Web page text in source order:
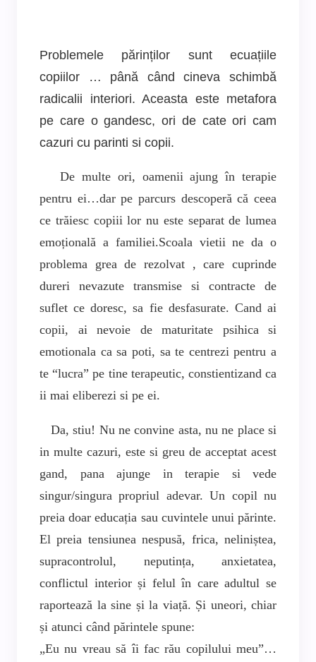
Problemele părinților sunt ecuațiile
copiilor … până când cineva schimbă
radicalii interiori. Aceasta este metafora
pe care o gandesc, ori de cate ori cam
cazuri cu parinti si copii.
De multe ori, oamenii ajung în terapie
pentru ei…dar pe parcurs descoperă că ceea
ce trăiesc copiii lor nu este separat de lumea
emoțională a familiei.Scoala vietii ne da o
problema grea de rezolvat , care cuprinde
dureri nevazute transmise si contracte de
suflet ce doresc, sa fie desfasurate. Cand ai
copii, ai nevoie de maturitate psihica si
emotionala ca sa poti, sa te centrezi pentru a
te “lucra” pe tine terapeutic, constientizand ca
ii mai eliberezi si pe ei.
Da, stiu! Nu ne convine asta, nu ne place si
in multe cazuri, este si greu de acceptat acest
gand, pana ajunge in terapie si vede
singur/singura propriul adevar. Un copil nu
preia doar educația sau cuvintele unui părinte.
El preia tensiunea nespusă, frica, neliniștea,
supracontrolul, neputința, anxietatea,
conflictul interior și felul în care adultul se
raportează la sine și la viață. Și uneori, chiar
și atunci când părintele spune:
„Eu nu vreau să îi fac rău copilului meu”…